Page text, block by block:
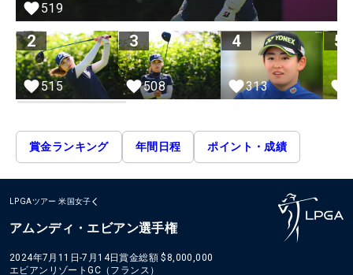
519
2
515
3
508
4
313
5
賞金ランキング 年間日程 ポイント・成績
LPGAツアー 米国女子
アムンディ・エビアン選手権
2024年7月11日-7月14日賞金総額 $8,000,000
エビアンリゾートGC（フランス）